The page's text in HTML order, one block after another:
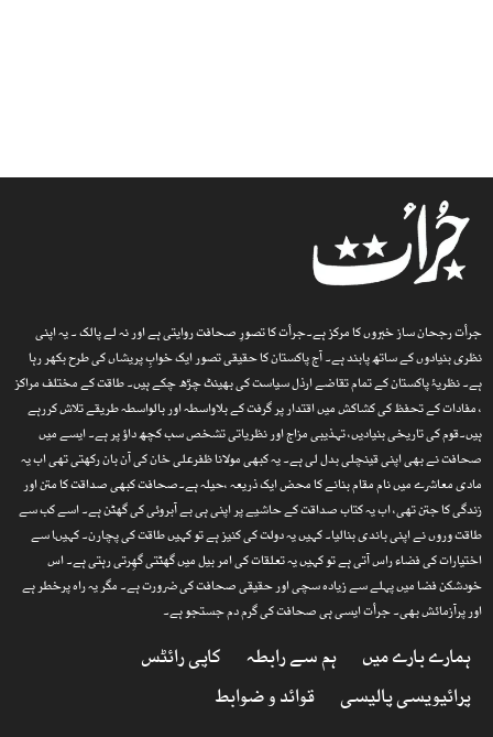
جرأت رجحان ساز خبروں کا مرکز ہے۔جرأت کا تصورِ صحافت روایتی ہے اور نہ لے پالک ۔ یہ اپنی
نظری بنیادوں کے ساتھ پابند ہے۔ آج پاکستان کا حقیقی تصور ایک خوابِ پریشاں کی طرح بکھر رہا
ہے۔ نظریۂ پاکستان کے تمام تقاضے ارذل سیاست کی بھینٹ چڑھ چکے ہیں۔ طاقت کے مختلف مراکز
، مفادات کے تحفظ کی کشاکش میں اقتدار پر گرفت کے بلاواسطہ اور بالواسطہ طریقے تلاش کررہے
ہیں۔قوم کی تاریخی بنیادیں، تہذیبی مزاج اور نظریاتی تشخص سب کچھ داؤ پر ہے۔ ایسے میں
صحافت نے بھی اپنی قینچلی بدل لی ہے۔ یہ کبھی مولانا ظفرعلی خان کی آن بان رکھتی تھی اب یہ
مادی معاشرے میں نام مقام بنانے کا محض ایک ذریعہ ،حیلہ ہے۔صحافت کبھی صداقت کا متن اور
زندگی کا جتن تھی، اب یہ کتاب صداقت کے حاشیے پر اپنی ہی بے آبروئی کی گھٹن ہے۔ اسے کب سے
طاقت وروں نے اپنی باندی بنالیا۔ کہیں یہ دولت کی کنیز ہے تو کہیں طاقت کی پچارن۔ کہیںا سے
اختیارات کی فضاء راس آتی ہے تو کہیں یہ تعلقات کی امر بیل میں گھٹتی گھِرتی رہتی ہے۔ اس
خودشکن فضا میں پہلے سے زیادہ سچی اور حقیقی صحافت کی ضرورت ہے۔ مگر یہ راہ پرخطر ہے
اور پرآزمائش بھی۔ جرأت ایسی ہی صحافت کی گرم دم جستجو ہے۔
ہمارے بارے میں ہم سے رابطہ
کاپی رائٹس
پرائیویسی پالیسی
قوائد و ضوابط